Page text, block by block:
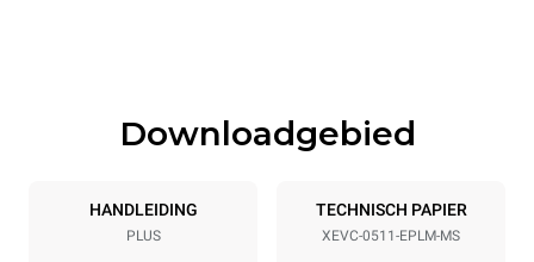
Roosterspecificaties
5 GN 1/1
Afstand tussen trays
Downloadgebied
HANDLEIDING
PLUS
TECHNISCH PAPIER
XEVC-0511-EPLM-MS